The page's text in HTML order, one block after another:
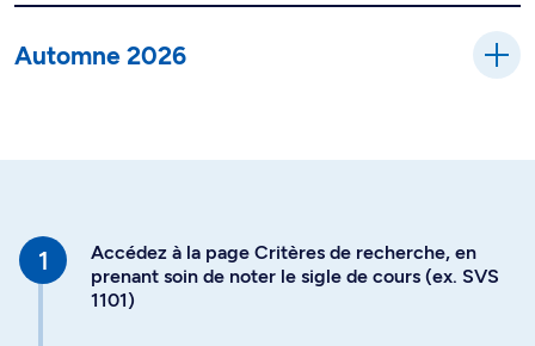
Automne 2026
Accédez à la page Critères de recherche, en
prenant soin de noter le sigle de cours (ex. SVS
1101)